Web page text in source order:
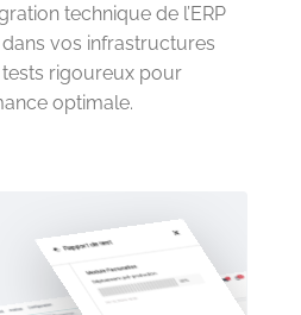
technique de l’ERP
vos infrastructures
rigoureux pour
optimale.